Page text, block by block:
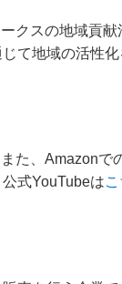
クスの地域貢
て地域の活性
た、Amazonで
公式YouTubeは